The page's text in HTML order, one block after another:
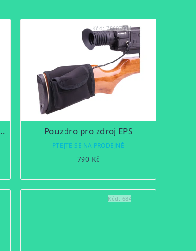
PARD NV007 a 008 originál Pouzdro pro zdroj EPS
PTEJTE SE NA PRODEJNĚ
790 Kč
Kód:78607501
Kód: 684